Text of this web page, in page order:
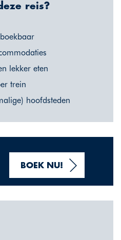
reis?
lekker eten
trein
hoofdsteden
BOEK NU!